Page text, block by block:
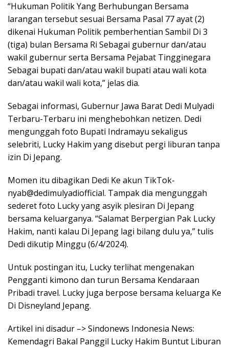
“Hukuman Politik Yang Berhubungan Bersama
larangan tersebut sesuai Bersama Pasal 77 ayat (2)
dikenai Hukuman Politik pemberhentian Sambil Di 3
(tiga) bulan Bersama Ri Sebagai gubernur dan/atau
wakil gubernur serta Bersama Pejabat Tingginegara
Sebagai bupati dan/atau wakil bupati atau wali kota
dan/atau wakil wali kota,” jelas dia.
Sebagai informasi, Gubernur Jawa Barat Dedi Mulyadi
Terbaru-Terbaru ini menghebohkan netizen. Dedi
mengunggah foto Bupati Indramayu sekaligus
selebriti, Lucky Hakim yang disebut pergi liburan tanpa
izin Di Jepang.
Momen itu dibagikan Dedi Ke akun TikTok-
nyab@dedimulyadiofficial. Tampak dia mengunggah
sederet foto Lucky yang asyik plesiran Di Jepang
bersama keluarganya. “Salamat Berpergian Pak Lucky
Hakim, nanti kalau Di Jepang lagi bilang dulu ya,” tulis
Dedi dikutip Minggu (6/4/2024).
Untuk postingan itu, Lucky terlihat mengenakan
Pengganti kimono dan turun Bersama Kendaraan
Pribadi travel. Lucky juga berpose bersama keluarga Ke
Di Disneyland Jepang.
Artikel ini disadur –> Sindonews Indonesia News:
Kemendagri Bakal Panggil Lucky Hakim Buntut Liburan